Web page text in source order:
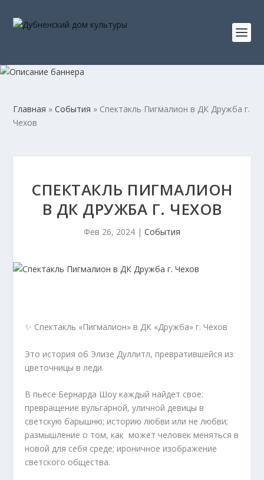
Главная »События » Спектакль Пигмалион в ДК Дружба г.
Чехов
СПЕКТАКЛЬ ПИГМАЛИОН
В ДК ДРУЖБА Г. ЧЕХОВ
Фев 26, 2024 | События
✨ Спектакль «Пигмалион» в ДК «Дружба» г. Чехов
Это история об Элизе Дуллитл, превратившейся из
цветочницы в леди.
В пьесе Бернарда Шоу каждый найдет свое:
превращение вульгарной, уличной девицы в
светскую барышню; историю любви или не любви;
размышление о том, как может человек меняться в
новой для себя среде; ироничное изображение
светского общества.